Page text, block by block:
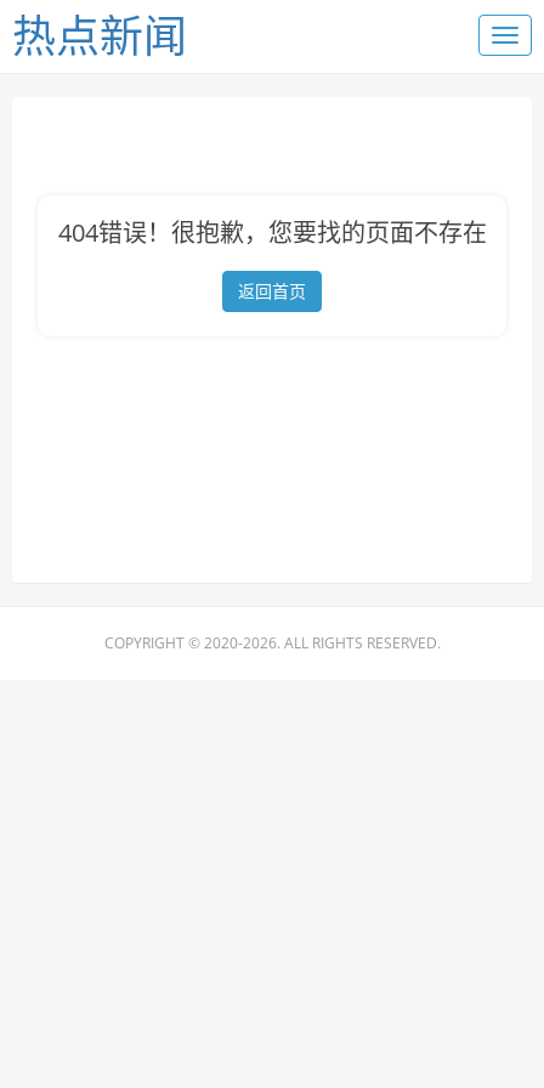
热点新闻
404错误！很抱歉，您要找的页面不存在
返回首页
COPYRIGHT © 2020-2026. ALL RIGHTS RESERVED.